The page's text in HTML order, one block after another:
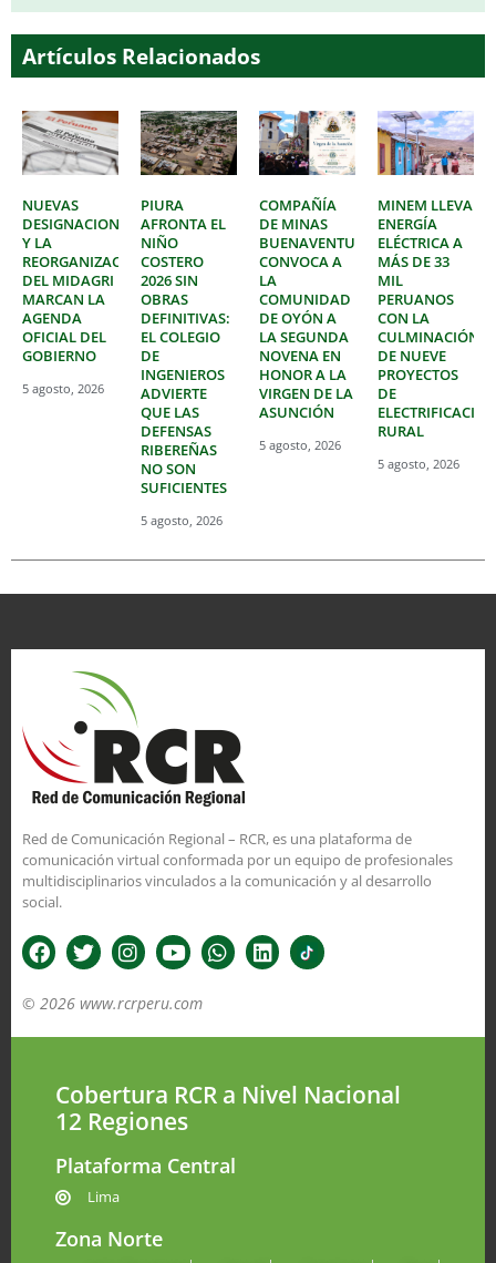
Artículos Relacionados
NUEVAS
DESIGNACIONES
Y LA
REORGANIZACIÓN
DEL MIDAGRI
MARCAN LA
AGENDA
OFICIAL DEL
GOBIERNO
5 agosto, 2026
PIURA
AFRONTA EL
NIÑO
COSTERO
2026 SIN
OBRAS
DEFINITIVAS:
EL COLEGIO
DE
INGENIEROS
ADVIERTE
QUE LAS
DEFENSAS
RIBEREÑAS
NO SON
SUFICIENTES
5 agosto, 2026
COMPAÑÍA
DE MINAS
BUENAVENTURA
CONVOCA A
LA
COMUNIDAD
DE OYÓN A
LA SEGUNDA
NOVENA EN
HONOR A LA
VIRGEN DE LA
ASUNCIÓN
5 agosto, 2026
MINEM LLEVA
ENERGÍA
ELÉCTRICA A
MÁS DE 33
MIL
PERUANOS
CON LA
CULMINACIÓN
DE NUEVE
PROYECTOS
DE
ELECTRIFICACIÓN
RURAL
5 agosto, 2026
Red de Comunicación Regional – RCR, es una plataforma de
comunicación virtual conformada por un equipo de profesionales
multidisciplinarios vinculados a la comunicación y al desarrollo
social.
© 2026 www.rcrperu.com
Cobertura RCR a Nivel Nacional
12 Regiones
Plataforma Central
Lima
Zona Norte